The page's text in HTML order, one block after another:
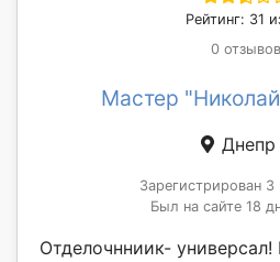
Рейтинг: 31
0 отзывов
Мастер
Днепр
Зарегистрирован 3
Был на сайте 18
Отделочнниик-